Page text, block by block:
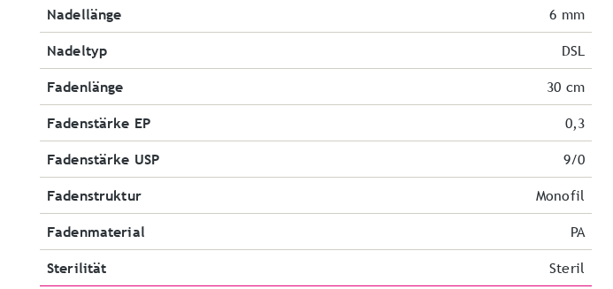
Nadellänge 6 mm
Nadeltyp DSL
Fadenlänge 30 cm
Fadenstärke EP 0,3
Fadenstärke USP 9/0
Fadenstruktur Monofil
Fadenmaterial PA
Sterilität Steril